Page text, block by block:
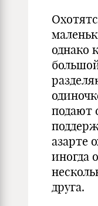
однако
подают
азарте
иногда
друга.